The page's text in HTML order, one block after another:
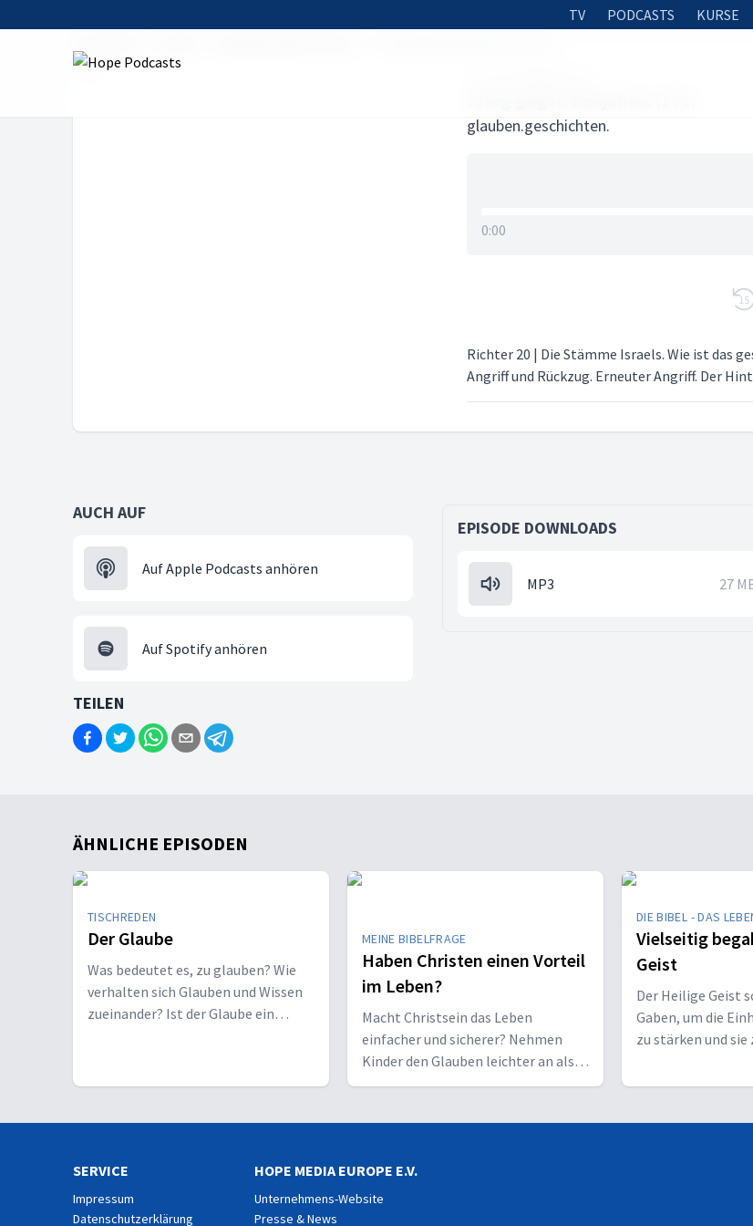
TV PODCASTS KURSE
glauben.geschichten.
0:00
15
Richter 20 | Die Stämme Israels. Wie ist das
Angriff und Rückzug. Erneuter Angriff. Der
AUCH AUF
Auf Apple Podcasts anhören
Auf Spotify anhören
EPISODE DOWNLOADS
MP3 27
TEILEN
ÄHNLICHE EPISODEN
TISCHREDEN
Der Glaube
Was bedeutet es, zu glauben? Wie
verhalten sich Glauben und Wissen
zueinander? Ist der Glaube ein
MEINE BIBELFRAGE
Haben Christen einen Vorteil
im Leben?
Macht Christsein das Leben
einfacher und sicherer? Nehmen
Kinder den Glauben leichter an als
Erwachsene?
DIE BIBEL - DAS
Vielseitig
Geist
Der Heilige Geist
Gaben, um die
zu stärken und
bekennen.
SERVICE
Impressum
Datenschutzerklärung
HOPE MEDIA EUROPE E.V.
Unternehmens-Website
Presse & News